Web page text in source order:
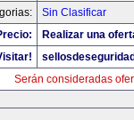
Sin Clasificar
Realizar una
Serán consideradas